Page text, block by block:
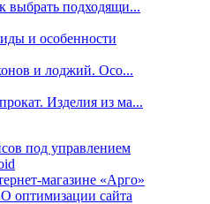
выбрать подходящи...
и особенности
и лоджий. Осо...
Изделия из ма...
под управлением
магазине «Арго»
оптимизации сайта